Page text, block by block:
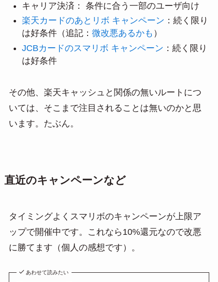
キャリア決済： 条件に合う一部のユーザ向け
楽天カードのあとリボ キャンペーン ：続く限り
は好条件（追記： 微改悪あるかも ）
JCBカードのスマリボ キャンペーン ：続く限り
は好条件
その他、楽天キャッシュと関係の無いルートにつ
いては、そこまで注目されることは無いのかと思
います。たぶん。
直近のキャンペーンなど
タイミングよくスマリボのキャンペーンが上限ア
ップで開催中です。これなら10%還元なので改悪
に勝てます（個人の感想です）。
あわせて読みたい